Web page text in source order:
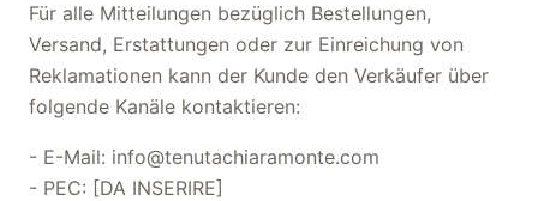
Für alle Mitteilungen bezüglich Bestellungen,
Versand, Erstattungen oder zur Einreichung von
Reklamationen kann der Kunde den Verkäufer über
folgende Kanäle kontaktieren:
- E-Mail: info@tenutachiaramonte.com
- PEC: [DA INSERIRE]